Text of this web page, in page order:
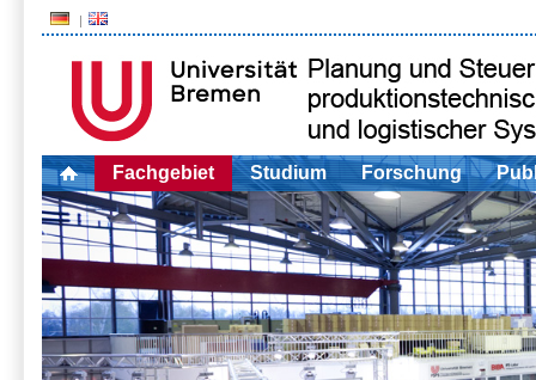
Fachgebiet Studium Forschung